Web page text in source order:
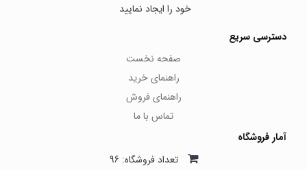
خود را ایجاد نمایید
دسترسی سریع
صفحه نخست
راهنمای خرید
راهنمای فروش
تماس با ما
آمار فروشگاه
تعداد فروشگاه: 96